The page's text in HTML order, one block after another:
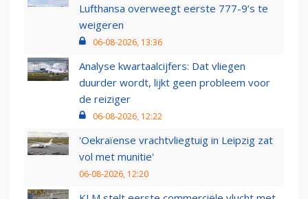
Lufthansa overweegt eerste 777-9’s te
weigeren
06-08-2026, 13:36
Analyse kwartaalcijfers: Dat vliegen
duurder wordt, lijkt geen probleem voor
de reiziger
06-08-2026, 12:22
'Oekraïense vrachtvliegtuig in Leipzig zat
vol met munitie'
06-08-2026, 12:20